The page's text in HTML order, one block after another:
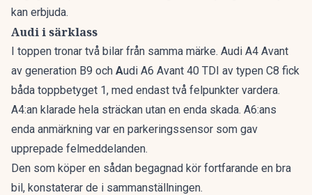
kan erbjuda.
Audi i särklass
I toppen tronar två bilar från samma märke. Audi A4 Avant
av generation B9 och Audi A6 Avant 40 TDI av typen C8 fick
båda toppbetyget 1, med endast två felpunkter vardera.
A4:an klarade hela sträckan utan en enda skada. A6:ans
enda anmärkning var en parkeringssensor som gav
upprepade felmeddelanden.
Den som köper en sådan begagnad kör fortfarande en bra
bil, konstaterar de i sammanställningen.